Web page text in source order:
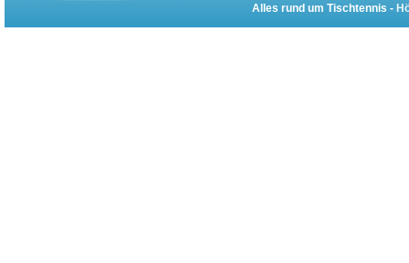
Alles rund um Tischtennis -